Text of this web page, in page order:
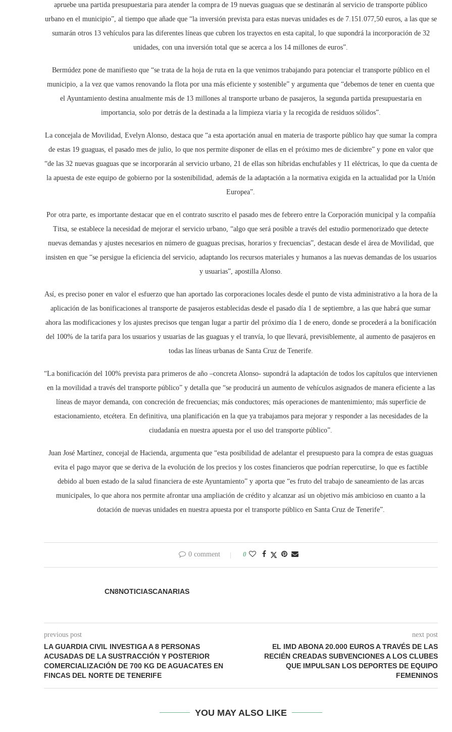
apruebe una partida presupuestaria para atender la compra de 19 nuevas guaguas que se destinarán al servicio de transporte público
urbano en el municipio”, al tiempo que añade que “la inversión prevista para estas nuevas unidades es de 7.151.077,50 euros, a las que se
sumarán otros 13 vehículos para las diferentes líneas que cubren los trayectos en esta capital, lo que supondrá la incorporación de 32
unidades, con una inversión total que se acerca a los 14 millones de euros”.
Bermúdez pone de manifiesto que “se trata de la hoja de ruta en la que venimos trabajando para potenciar el transporte público en el
municipio, a la vez que vamos renovando la flota por una más eficiente y sostenible” y argumenta que “debemos de tener en cuenta que
el Ayuntamiento destina anualmente más de 13 millones al transporte urbano de pasajeros, la segunda partida presupuestaria en
importancia, solo por detrás de la destinada a la limpieza viaria y la recogida de residuos sólidos”.
La concejala de Movilidad, Evelyn Alonso, destaca que “a esta aportación anual en materia de trasporte público hay que sumar la compra
de estas 19 guaguas, el pasado mes de julio, lo que nos permite disponer de ellas en el próximo mes de diciembre” y pone en valor que
“de las 32 nuevas guaguas que se incorporarán al servicio urbano, 21 de ellas son híbridas enchufables y 11 eléctricas, lo que da cuenta de
la apuesta de este equipo de gobierno por la sostenibilidad, además de la adaptación a la normativa exigida en la actualidad por la Unión
Europea”.
Por otra parte, es importante destacar que en el contrato suscrito el pasado mes de febrero entre la Corporación municipal y la compañía
Titsa, se establece la necesidad de mejorar el servicio urbano, “algo que será posible a través del estudio pormenorizado que detecte
nuevas demandas y ajustes necesarios en número de guaguas precisas, horarios y frecuencias”, destacan desde el área de Movilidad, que
insisten en que “se persigue la eficiencia del servicio, adaptando los recursos materiales y humanos a las nuevas demandas de los usuarios
y usuarias”, apostilla Alonso.
Así, es preciso poner en valor el esfuerzo que han aportado las corporaciones locales desde el punto de vista administrativo a la hora de la
aplicación de las bonificaciones al transporte de pasajeros establecidas desde el pasado día 1 de septiembre, a las que habrá que sumar
ahora las modificaciones y los ajustes precisos que tengan lugar a partir del próximo día 1 de enero, donde se procederá a la bonificación
del 100% de la tarifa para los usuarios y usuarias de las guaguas y el tranvía, lo que llevará, previsiblemente, al aumento de pasajeros en
todas las líneas urbanas de Santa Cruz de Tenerife.
“La bonificación del 100% prevista para primeros de año –concreta Alonso- supondrá la adaptación de todos los capítulos que intervienen
en la movilidad a través del transporte público” y detalla que “se producirá un aumento de vehículos asignados de manera eficiente a las
líneas de mayor demanda, con concreción de frecuencias; más conductores; más operaciones de mantenimiento; más superficie de
estacionamiento, etcétera. En definitiva, una planificación en la que ya trabajamos para mejorar y responder a las necesidades de la
ciudadanía en nuestra apuesta por el uso del transporte público”.
Juan José Martínez, concejal de Hacienda, argumenta que “esta posibilidad de adelantar el presupuesto para la compra de estas guaguas
evita el pago mayor que se deriva de la evolución de los precios y los costes financieros que podrían repercutirse, lo que es factible
debido al buen estado de la salud financiera de este Ayuntamiento” y aporta que “es fruto del trabajo de saneamiento de las arcas
municipales, lo que ahora nos permite afrontar una ampliación de crédito y alcanzar así un objetivo más ambicioso en cuanto a la
dotación de nuevas unidades en nuestra apuesta por el transporte público en Santa Cruz de Tenerife”.
0 comment 0
CN8NOTICIASCANARIAS
previous post
LA GUARDIA CIVIL INVESTIGA A 8 PERSONAS
ACUSADAS DE LA SUSTRACCIÓN Y POSTERIOR
COMERCIALIZACIÓN DE 700 KG DE AGUACATES EN
FINCAS DEL NORTE DE TENERIFE
next post
EL IMD ABONA 20.000 EUROS A TRAVÉS DE LAS
RECIÉN CREADAS SUBVENCIONES A LOS CLUBES
QUE IMPULSAN LOS DEPORTES DE EQUIPO
FEMENINOS
YOU MAY ALSO LIKE